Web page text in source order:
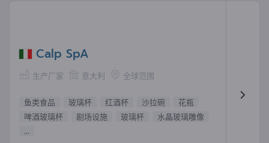
Calp SpA
生产厂家 意大利 全球范围
鱼类食品 玻璃杯 红酒杯 沙拉碗
花瓶
啤酒玻璃杯
剧场设施 玻璃杯
水晶玻璃雕像
...